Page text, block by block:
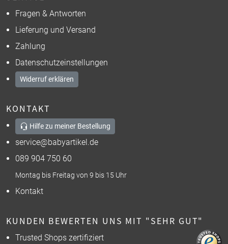
Fragen & Antworten
Lieferung und Versand
Zahlung
Datenschutzeinstellungen
Widerruf erklären
KONTAKT
Hilfe zu meiner Bestellung
service@babyartikel.de
089 904 750 60
Montag bis Freitag von 9 bis 15 Uhr
Kontakt
KUNDEN BEWERTEN UNS MIT "SEHR GUT"
Trusted Shops zertifiziert